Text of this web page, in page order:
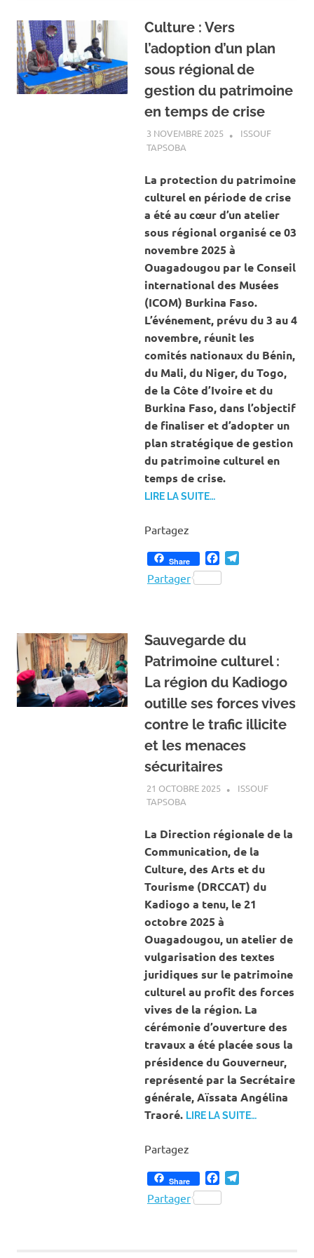
Culture : Vers
l’adoption d’un plan
sous régional de
gestion du patrimoine
en temps de crise
3 NOVEMBRE 2025
ISSOUF
TAPSOBA
La protection du patrimoine
culturel en période de crise
a été au cœur d’un atelier
sous régional organisé ce 03
novembre 2025 à
Ouagadougou par le Conseil
international des Musées
(ICOM) Burkina Faso.
L’événement, prévu du 3 au 4
novembre, réunit les
comités nationaux du Bénin,
du Mali, du Niger, du Togo,
de la Côte d’Ivoire et du
Burkina Faso, dans l’objectif
de finaliser et d’adopter un
plan stratégique de gestion
du patrimoine culturel en
temps de crise.
LIRE LA SUITE…
Partagez
Share Facebook
Partager
Sauvegarde du
Patrimoine culturel :
La région du Kadiogo
outille ses forces vives
contre le trafic illicite
et les menaces
sécuritaires
21 OCTOBRE 2025
ISSOUF
TAPSOBA
La Direction régionale de la
Communication, de la
Culture, des Arts et du
Tourisme (DRCCAT) du
Kadiogo a tenu, le 21
octobre 2025 à
Ouagadougou, un atelier de
vulgarisation des textes
juridiques sur le patrimoine
culturel au profit des forces
vives de la région. La
cérémonie d’ouverture des
travaux a été placée sous la
présidence du Gouverneur,
représenté par la Secrétaire
générale, Aïssata Angélina
Traoré. LIRE LA SUITE…
Partagez
Share Facebook
Partager